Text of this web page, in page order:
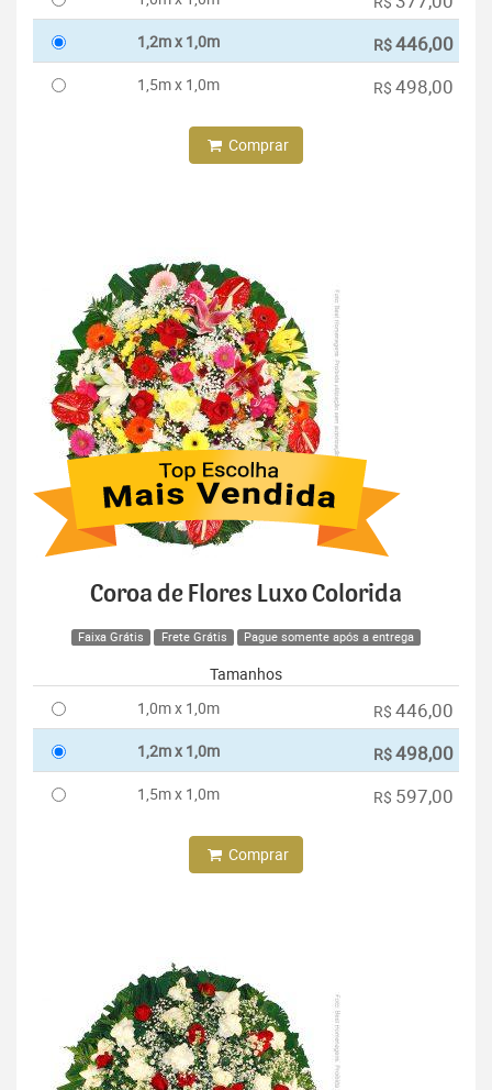
1,2m x 1,0m R$446,00
1,5m x 1,0m R$ 498,00
Comprar
Coroa de Flores Luxo Colorida
Faixa Grátis Frete Grátis Pague somente após a entrega
Tamanhos
1,0m x 1,0m
R$ 446,00
1,2m x 1,0m R$498,00
1,5m x 1,0m R$ 597,00
Comprar